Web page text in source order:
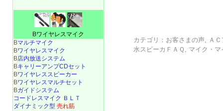
カテゴリ： お客さまの声, Ａ
水スピーカＦＡＱ , マイク・マ
Bワイヤレスマイク
Bマルチマイク
Bワイヤレスマイク
B店内放送システム
BキャリーアンプCDセット
Bワイヤレススピーカー
Bワイヤレスマルチセット
Bガイドシステム
コードレスマイク ＢＬＴ
ダイナミック型 売れ筋